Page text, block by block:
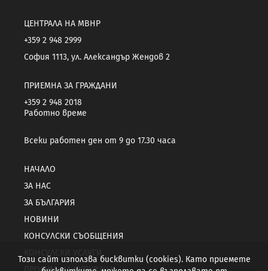
ЦЕНТРАЛА НА МВНР
+359 2 948 2999
София 1113, ул. Александър Жендов 2
ПРИЕМНА ЗА ГРАЖДАНИ
+359 2 948 2018
Работно време
Всеки работен ден от 9 до 17.30 часа
НАЧАЛО
ЗА НАС
ЗА БЪЛГАРИЯ
НОВИНИ
КОНСУЛСКИ СЪОБЩЕНИЯ
Този сайт използва бисквитки (cookies). Като приемете